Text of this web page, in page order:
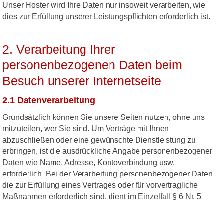
Unser Hoster wird Ihre Daten nur insoweit verarbeiten, wie
dies zur Erfüllung unserer Leistungspflichten erforderlich ist.
2. Verarbeitung Ihrer
personenbezogenen Daten beim
Besuch unserer Internetseite
2.1 Datenverarbeitung
Grundsätzlich können Sie unsere Seiten nutzen, ohne uns
mitzuteilen, wer Sie sind. Um Verträge mit Ihnen
abzuschließen oder eine gewünschte Dienstleistung zu
erbringen, ist die ausdrückliche Angabe personenbezogener
Daten wie Name, Adresse, Kontoverbindung usw.
erforderlich. Bei der Verarbeitung personenbezogener Daten,
die zur Erfüllung eines Vertrages oder für vorvertragliche
Maßnahmen erforderlich sind, dient im Einzelfall § 6 Nr. 5